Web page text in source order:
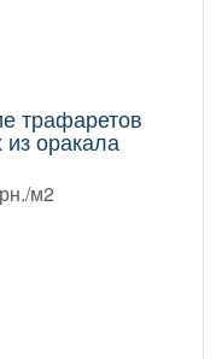
трафаретов
оракала
м2